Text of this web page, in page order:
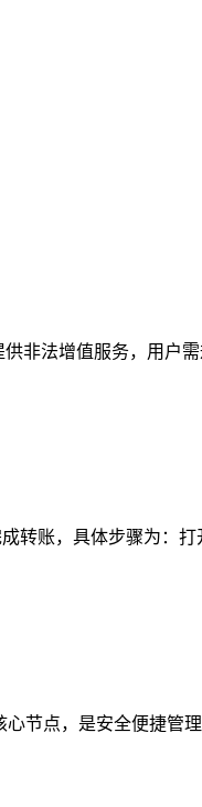
非法增值服务，用户
转账，具体步骤为：打
节点，是安全便捷管